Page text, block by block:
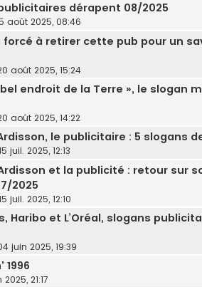
dérapent 08/2025
août 2025, 08:46
forcé à retirer cette pub pour un
août 2025, 15:24
endroit de la Terre », le slogan
août 2025, 14:22
le publicitaire : 5 slogans
juil. 2025, 12:13
Ardisson et la publicité : retour sur
2025
juil. 2025, 12:10
Haribo et L’Oréal, slogans
juin 2025, 19:39
1996
21:17